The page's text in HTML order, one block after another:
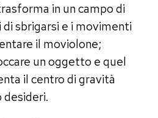
in un campo di
sbrigarsi e i movimenti
il moviolone;
un oggetto e quel
il centro di gravità